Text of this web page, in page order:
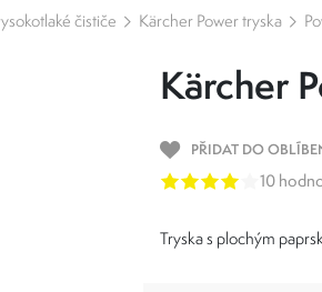
čističe Kärcher Power tryska
Kärcher
PŘIDAT DO
10
Tryska s plochým